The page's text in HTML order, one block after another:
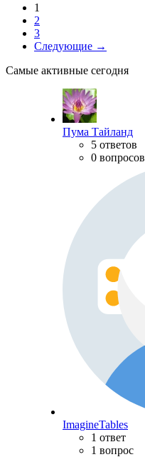
1
2
3
Следующие →
Самые активные сегодня
Пума Тайланд
5 ответов
0 вопросов
ImagineTables
1 ответ
1 вопрос